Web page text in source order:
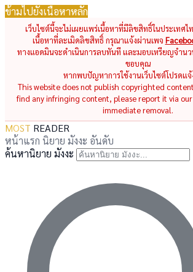
ข้ามไปยังเนื้อหาหลัก
เว็บไซต์นี้จะไม่เผยแพร่เนื้อหาที่มีลิขสิทธิ์ในประเทศ
เนื้อหาที่ละเมิดลิขสิทธิ์ กรุณาแจ้งผ่านเพจ
ทางแอดมินจะดำเนินการลบทันที และมอบเหรียญจำน
ขอบคุณ
หากพบปัญหาการใช้งานเว็บไซต์โปรดแจ้
This website does not publish copyrighted
find any infringing content, please report it via our
immediate removal.
MOST READER
หน้าแรก นิยาย มังงะ อันดับ
ค้นหานิยาย มังงะ